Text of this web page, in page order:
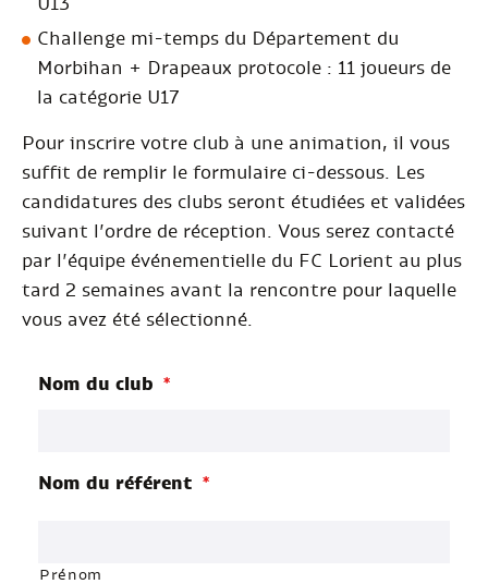
U13
Challenge mi-temps du Département du
Morbihan + Drapeaux protocole : 11 joueurs de
la catégorie U17
Pour inscrire votre club à une animation, il vous
suffit de remplir le formulaire ci-dessous. Les
candidatures des clubs seront étudiées et validées
suivant l’ordre de réception. Vous serez contacté
par l’équipe événementielle du FC Lorient au plus
tard 2 semaines avant la rencontre pour laquelle
vous avez été sélectionné.
Nom du club *
Nom du référent *
Prénom